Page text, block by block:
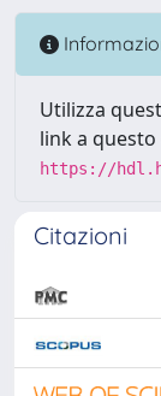
Utilizza
link a
https://
Citazioni